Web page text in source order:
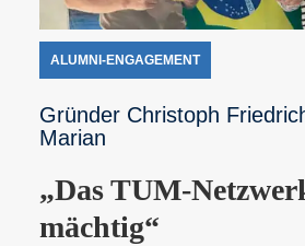
ALUMNI-ENGAGEMENT
Gründer Christoph
Marian
„Das TUM-
mächtig“